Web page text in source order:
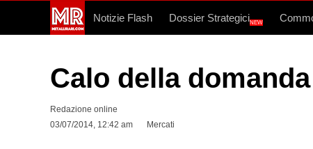
Notizie Flash Dossier StrategiciNEW
Calo della
Redazione online
03/07/2014, 12:42 am
Mercati